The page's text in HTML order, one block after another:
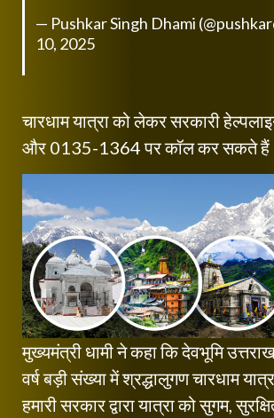
— Pushkar Singh Dhami
10, 2025
चारधाम यात्रा को लेकर सरकारी
और 0135-1364 पर कॉल कर सकते
मुख्यमंत्री धामी ने कहा कि देवभूमि
वर्ष बड़ी संख्या में श्रद्धालुगण चारधाम
हमारी सरकार द्वारा यात्रा को सुगम,